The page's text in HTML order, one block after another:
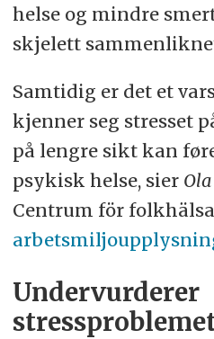
helse og mindre
skjelett
Samtidig er det et
kjenner seg stresset
på lengre sikt kan
psykisk helse, sier
Centrum för
Undervurderer